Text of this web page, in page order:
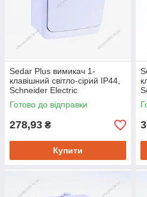
Sedar Plus вимикач 1-
клавішний світло-сірий IP44,
Schneider Electric
Готово до відправки
278,93 ₴
Купити